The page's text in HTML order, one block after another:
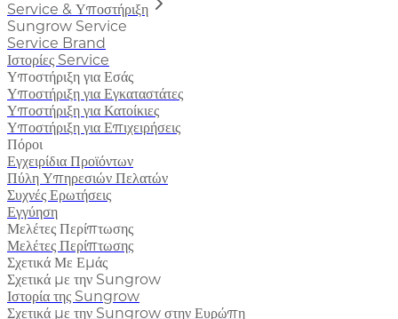
Service & Υποστήριξη
Sungrow Service
Service Brand
Ιστορίες Service
Υποστήριξη για Εσάς
Υποστήριξη για Εγκαταστάτες
Υποστήριξη για Κατοίκιες
Υποστήριξη για Επιχειρήσεις
Πόροι
Εγχειρίδια Προϊόντων
Πύλη Υπηρεσιών Πελατών
Συχνές Ερωτήσεις
Εγγύηση
Μελέτες Περίπτωσης
Μελέτες Περίπτωσης
Σχετικά Με Εμάς
Σχετικά με την Sungrow
Ιστορία της Sungrow
Σχετικά με την Sungrow στην Ευρώπη